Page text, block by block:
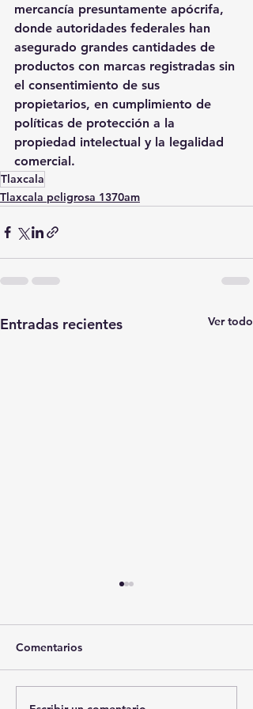
mercancía presuntamente apócrifa,
donde autoridades federales han
asegurado grandes cantidades de
productos con marcas registradas sin
el consentimiento de sus
propietarios, en cumplimiento de
políticas de protección a la
propiedad intelectual y la legalidad
comercial.
Tlaxcala
Tlaxcala peligrosa 1370am
Entradas recientes Ver todo
Comentarios